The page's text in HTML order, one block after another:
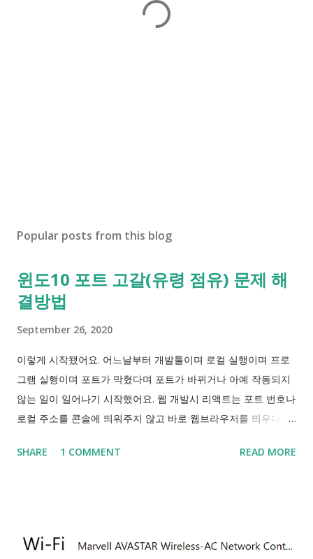
Popular posts from this blog
윈도10 포트 고갈(유령 점유) 문제 해
결방법
September 26, 2020
이렇게 시작됐어요. 어느날부터 개발툴이며 로컬 실행이며 프로
그램 실행이며 포트가 막혔다며 포트가 바뀌거나 아예 작동되지
않는 일이 일어나기 시작했어요. 웹 개발시 리액트는 포트 번호나
로컬 주소를 콘솔에 띄워주지 않고 바로 웹브라우저를 띄우다보
으니 netstat 이나 Process Explorer , TCPView 등에서 찾아보
였던거예요. "IDE가 서버 시작을 위해 폴더를 잠그려고 하면 번
SHARE 1 COMMENT READ MORE